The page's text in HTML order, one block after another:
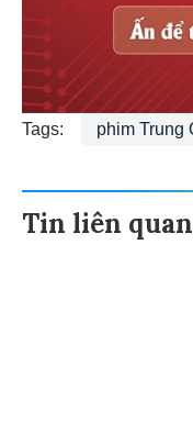
Tags: phim Trung
Tin liên quan